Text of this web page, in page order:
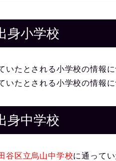
身小学校
いたとされる小学校の情報
いたとされる小学校の情報
身中学校
谷区立烏山中学校に通って